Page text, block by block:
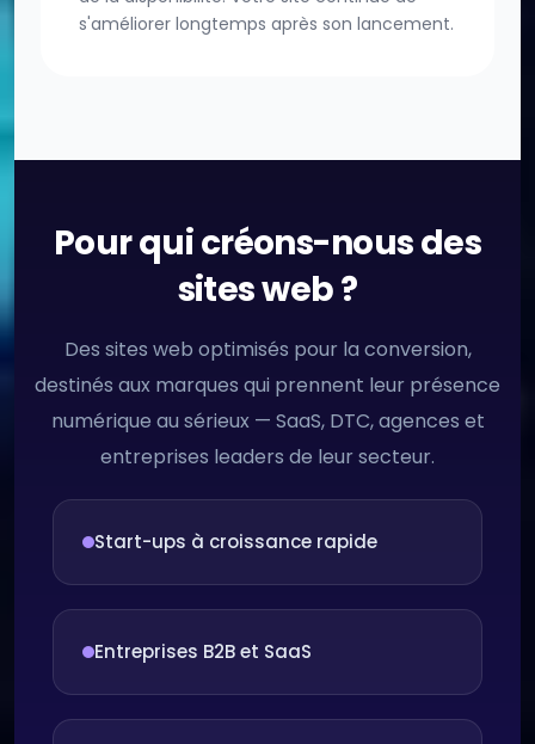
s'améliorer longtemps après son lancement.
Pour qui créons-nous des
sites web ?
Des sites web optimisés pour la conversion,
destinés aux marques qui prennent leur présence
numérique au sérieux — SaaS, DTC, agences et
entreprises leaders de leur secteur.
Start-ups à croissance rapide
Entreprises B2B et SaaS